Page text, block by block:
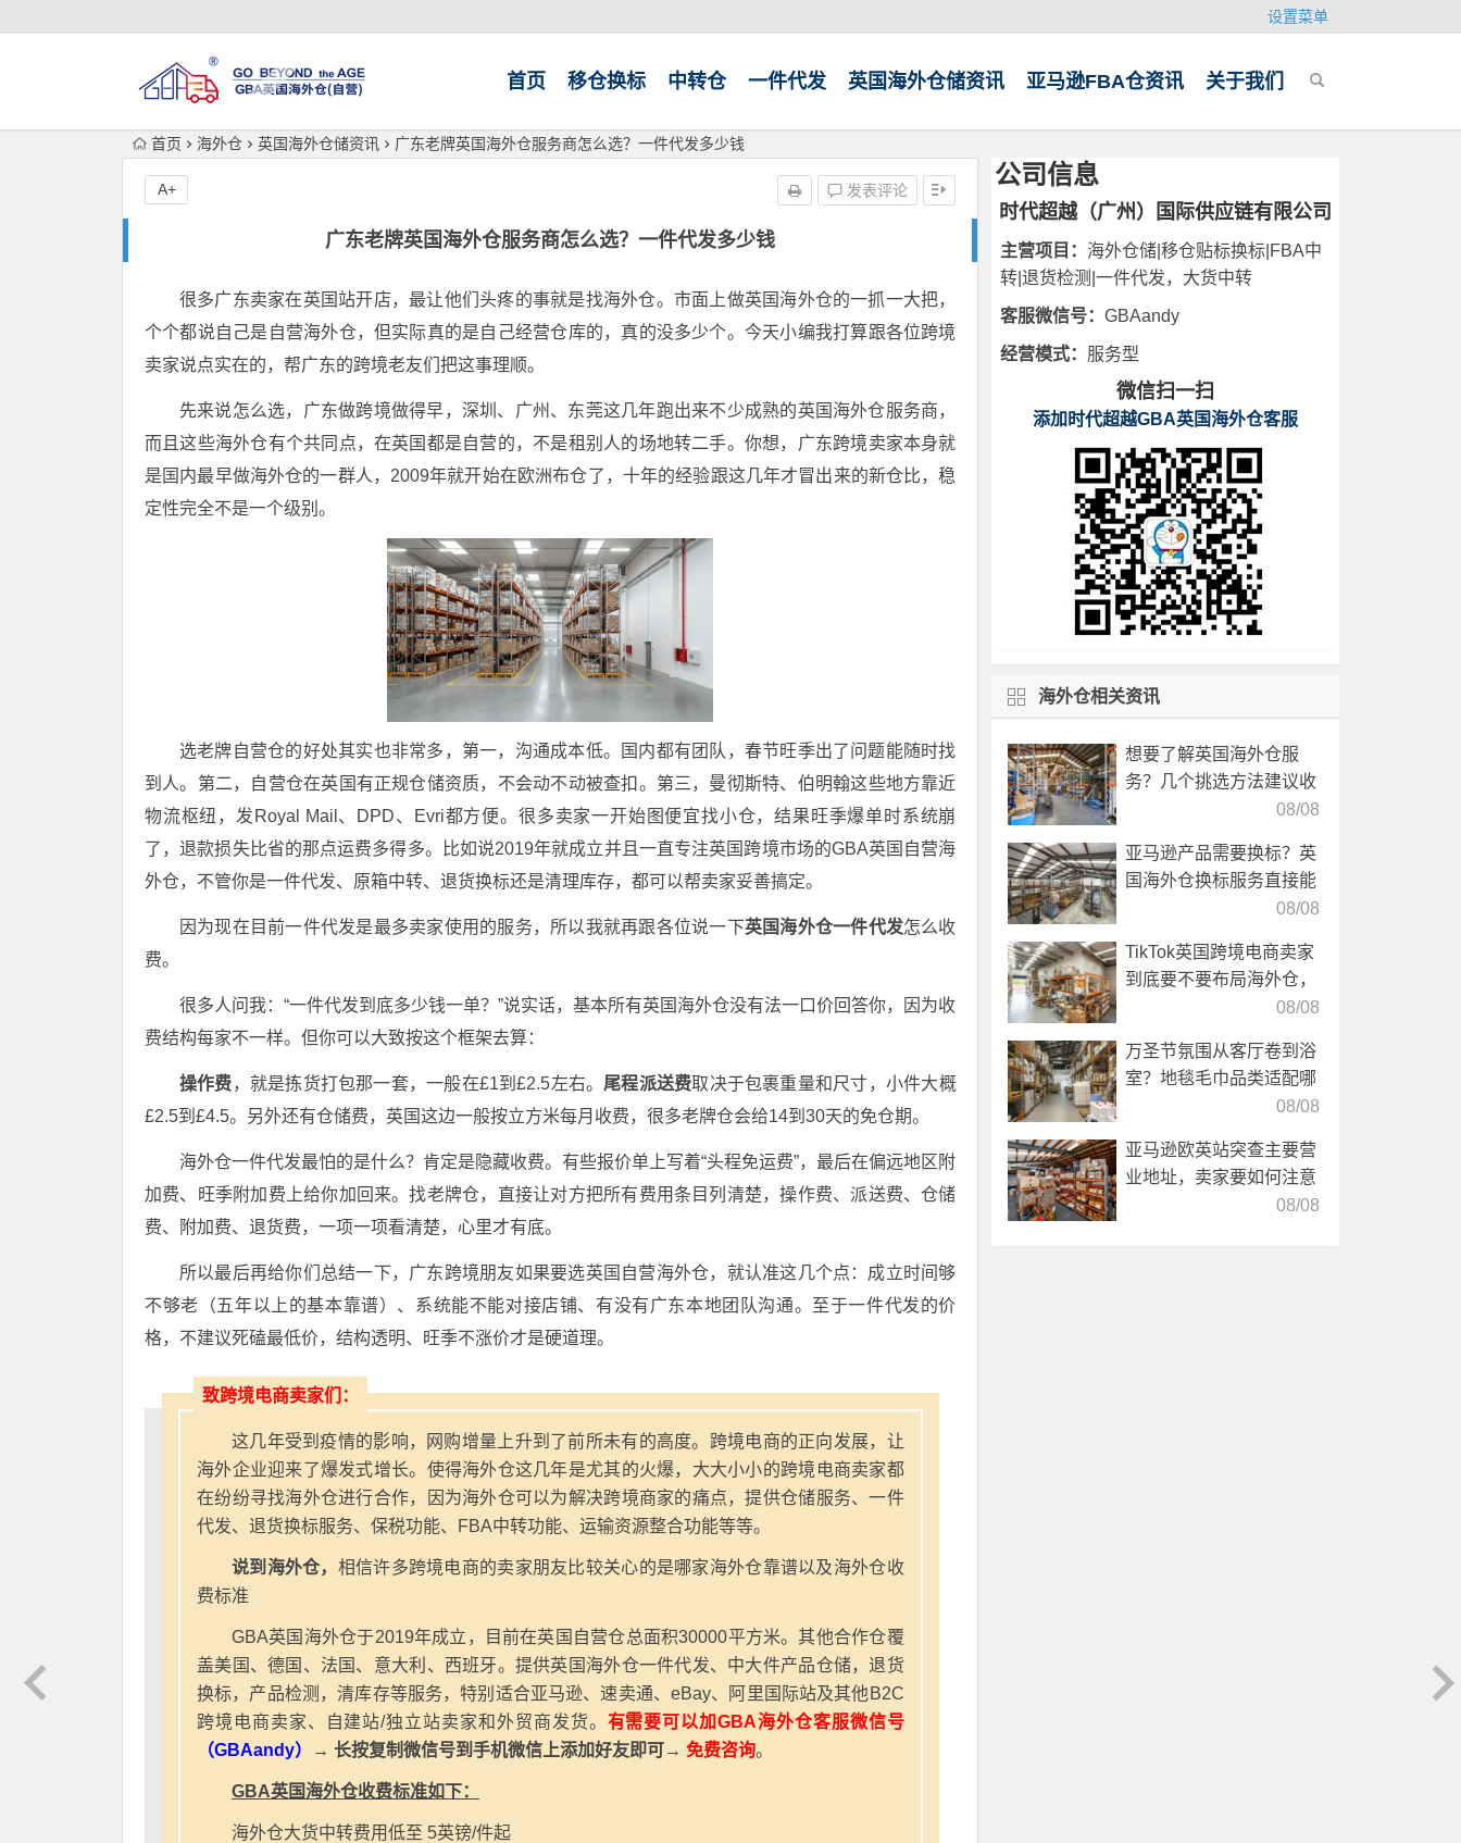
设置菜单
首页 移仓换标 中转仓 一件代发 英国海外仓储资讯 亚马逊FBA仓资讯 关于我们
首页 海外仓 英国海外仓储资讯 广东老牌英国海外仓服务商怎么选？一件代发多少钱
广东老牌英国海外仓服务商怎么选？一件代发多少钱
发表评论
A+
很多广东卖家在英国站开店，最让他们头疼的事就是找海外仓。市面上做英国海外仓的一抓一大把，
个个都说自己是自营海外仓，但实际真的是自己经营仓库的，真的没多少个。 今天小编我打算跟各位跨境
卖家说点实在的，帮广东的跨境老友们把这事理顺。
先来说怎么选，广东做跨境做得早，深圳、广州、东莞这几年跑出来不少成熟的英国海外仓服务商，
而且这些海外仓有个共同点，在英国都是自营的，不是租别人的场地转二手。你想，广东跨境卖家本身就
是国内最早做海外仓的一群人，2009年就开始在欧洲布仓了，十年的经验跟这几年才冒出来的新仓比，稳
定性完全不是一个级别 。
选老牌自营仓的好处其实也非常多，第一，沟通成本低。国内都有团队，春节旺季出了问题能随时找
到人。第二，自营仓在英国有正规仓储资质，不会动不动被查扣 。第三，曼彻斯特、伯明翰这些地方靠近
物流枢纽，发Royal Mail、DPD、Evri都方便。很多卖家一开始图便宜找小仓，结果旺季爆单时系统崩
了，退款损失比省的那点运费多得多。比如说2019年就成立并且一直专注英国跨境市场的GBA英国自营海
外仓，不管你是一件代发、原箱中转、退货换标还是清理库存，都可以帮卖家妥善搞定。
因为现在目前一件代发是最多卖家使用的服务，所以我就再跟各位说一下英国海外仓一件代发怎么收
费。
很多人问我：“一件代发到底多少钱一单？”说实话，基本所有英国海外仓没有法一口价回答你，因为收
费结构每家不一样。但你可以大致按这个框架去算：
操作费，就是拣货打包那一套，一般在£1到£2.5左右。 尾程派送费取决于包裹重量和尺寸，小件大概
£2.5到£4.5。另外还有仓储费，英国这边一般按立方米每月收费，很多老牌仓会给14到30天的免仓期。
海外仓一件代发最怕的是什么？肯定是隐藏收费。有些报价单上写着“头程免运费”，最后在偏远地区附
加费、旺季附加费上给你加回来。找老牌仓，直接让对方把所有费用条目列清楚，操作费、派送费、仓储
费、附加费、退货费，一项一项看清楚，心里才有底。
所以最后再给你们总结一下，广东跨境朋友如果要选英国自营海外仓，就认准这几个点：成立时间够
不够老（五年以上的基本靠谱）、系统能不能对接店铺、有没有广东本地团队沟通。至于一件代发的价
格，不建议死磕最低价，结构透明、旺季不涨价才是硬道理。
致跨境电商卖家们：
这几年受到疫情的影响，网购增量上升到了前所未有的高度。跨境电商的正向发展，让
海外企业迎来了爆发式增长。使得海外仓这几年是尤其的火爆，大大小小的跨境电商卖家都
在纷纷寻找海外仓进行合作，因为海外仓可以为解决跨境商家的痛点，提供仓储服务、一件
代发、退货换标服务、保税功能、FBA中转功能、运输资源整合功能等等。
说到海外仓， 相信许多跨境电商的卖家朋友比较关心的是哪家海外仓靠谱以及海外仓收
费标准
GBA英国海外仓于2019年成立，目前在英国自营仓总面积30000平方米。其他合作仓覆
盖美国、德国、法国、意大利、西班牙。提供英国海外仓一件代发、中大件产品仓储，退货
换标，产品检测，清库存等服务，特别适合亚马逊、速卖通、eBay、阿里国际站及其他B2C
跨境电商卖家、自建站/独立站卖家和外贸商发货。 有需要可以加GBA海外仓客服微信号
（GBAandy）
→ 长按复制微信号到手机微信上添加好友即可→ 免费咨询。
GBA英国海外仓收费标准如下：
海外仓大货中转费用低至 5英镑/件起
公司信息
时代超越（广州）国际供应链有限公司
主营项目： 海外仓储|移仓贴标换标|FBA中
转|退货检测|一件代发，大货中转
客服微信号： GBAandy
经营模式： 服务型
微信扫一扫
添加时代超越GBA英国海外仓客服
海外仓相关资讯
想要了解英国海外仓服
务？几个挑选方法建议收
08/08
亚马逊产品需要换标？英
国海外仓换标服务直接能
08/08
TikTok英国跨境电商卖家
到底要不要布局海外仓，
08/08
万圣节氛围从客厅卷到浴
室？地毯毛巾品类适配哪
08/08
亚马逊欧英站突查主要营
业地址，卖家要如何注意
08/08